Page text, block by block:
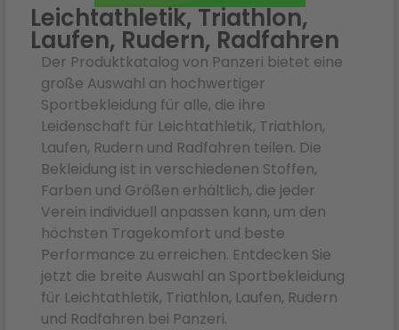
Leichtathletik, Triathlon,
Laufen, Rudern, Radfahren
Der Produktkatalog von Panzeri bietet eine
große Auswahl an hochwertiger
Sportbekleidung für alle, die ihre
Leidenschaft für Leichtathletik, Triathlon,
Laufen, Rudern und Radfahren teilen. Die
Bekleidung ist in verschiedenen Stoffen,
Farben und Größen erhältlich, die jeder
Verein individuell anpassen kann, um den
höchsten Tragekomfort und beste
Performance zu erreichen. Entdecken Sie
jetzt die breite Auswahl an Sportbekleidung
für Leichtathletik, Triathlon, Laufen, Rudern
und Radfahren bei Panzeri.